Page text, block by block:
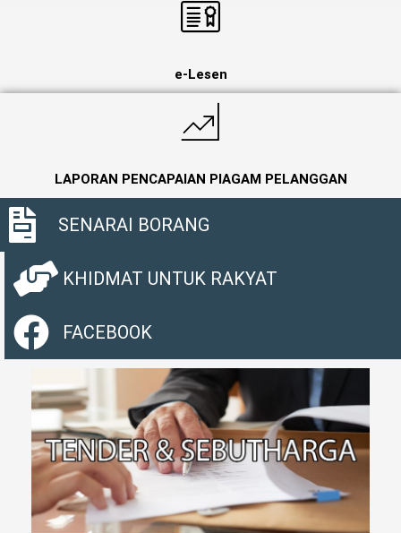
e-Lesen
LAPORAN PENCAPAIAN PIAGAM PELANGGAN
SENARAI BORANG
KHIDMAT UNTUK RAKYAT
FACEBOOK